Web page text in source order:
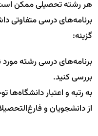
هر رشته تحصیلی ممکن
برنامه‌های درسی متفاوتی
گزینه:
برنامه‌های درسی رشته
بررسی کنید.
به رتبه و اعتبار دانشگاه‌ها
از دانشجویان و